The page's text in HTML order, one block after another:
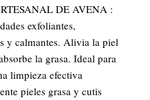
DE AVENA :
exfoliantes,
y calmantes. Alivia la piel
la grasa. Ideal para
limpieza efectiva
pieles grasa y cutis